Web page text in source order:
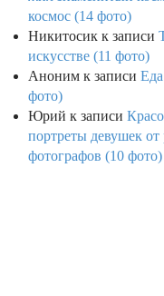
космос (14 фото)
Никитосик к записи
искусстве (11 фото)
Аноним к записи
фото)
Юрий к записи
портреты девушек от
фотографов (10 фото)